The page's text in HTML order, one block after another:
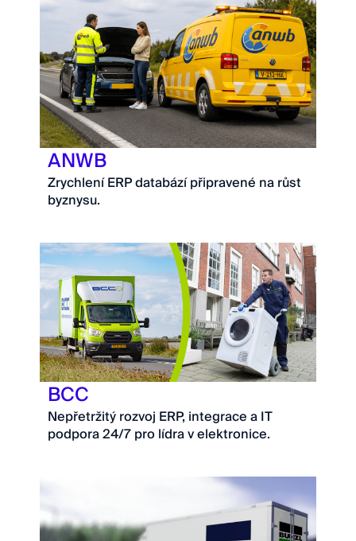
ANWB
Zrychlení ERP databází připravené na růst
byznysu.
BCC
Nepřetržitý rozvoj ERP, integrace a IT
podpora 24/7 pro lídra v elektronice.